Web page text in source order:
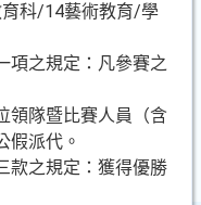
科/14藝術教育/學
項之規定：凡參賽之
領隊暨比賽人員（含
假派代。
款之規定：獲得優勝